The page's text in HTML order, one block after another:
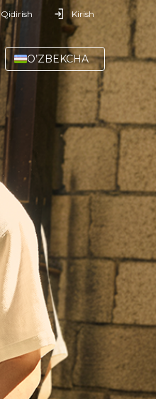
Qidirish Kirish
O’ZBEKCHA